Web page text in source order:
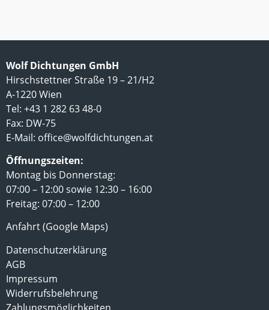
Wolf Dichtungen GmbH
Hirschstettner Straße 19 – 21/H2
A-1220 Wien
Tel: +43 1 282 63 48-0
Fax: DW-75
E-Mail: office@wolfdichtungen.at
Öffnungszeiten:
Montag bis Donnerstag:
07:00 – 12:00 sowie 12:30 – 16:00
Freitag: 07:00 – 12:00
Anfahrt (Google Maps)
Datenschutzerklärung
AGB
Impressum
Widerrufsbelehrung